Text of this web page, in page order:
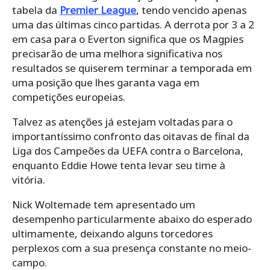
tabela da Premier League, tendo vencido apenas
uma das últimas cinco partidas. A derrota por 3 a 2
em casa para o Everton significa que os Magpies
precisarão de uma melhora significativa nos
resultados se quiserem terminar a temporada em
uma posição que lhes garanta vaga em
competições europeias.
Talvez as atenções já estejam voltadas para o
importantíssimo confronto das oitavas de final da
Liga dos Campeões da UEFA contra o Barcelona, ​​
enquanto Eddie Howe tenta levar seu time à
vitória.
Nick Woltemade tem apresentado um
desempenho particularmente abaixo do esperado
ultimamente, deixando alguns torcedores
perplexos com a sua presença constante no meio-
campo.